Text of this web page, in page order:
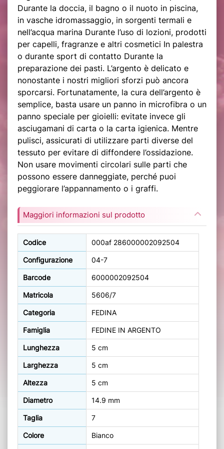
Durante la doccia, il bagno o il nuoto in piscina,
in vasche idromassaggio, in sorgenti termali e
nell’acqua marina Durante l’uso di lozioni, prodotti
per capelli, fragranze e altri cosmetici In palestra
o durante sport di contatto Durante la
preparazione dei pasti. L’argento è delicato e
nonostante i nostri migliori sforzi può ancora
sporcarsi. Fortunatamente, la cura dell’argento è
semplice, basta usare un panno in microfibra o un
panno speciale per gioielli: evitate invece gli
asciugamani di carta o la carta igienica. Mentre
pulisci, assicurati di utilizzare parti diverse del
tessuto per evitare di diffondere l’ossidazione.
Non usare movimenti circolari sulle parti che
possono essere danneggiate, perché puoi
peggiorare l’appannamento o i graffi.
Maggiori informazioni sul prodotto
Codice 000af 286000002092504
Configurazione 04-7
Barcode 6000002092504
Matricola 5606/7
Categoria FEDINA
Famiglia FEDINE IN ARGENTO
Lunghezza 5 cm
Larghezza 5 cm
Altezza 5 cm
Diametro 14.9 mm
Taglia 7
Colore Bianco